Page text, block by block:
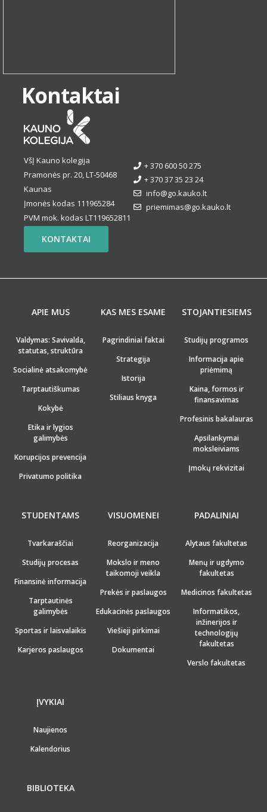
Kontaktai
VšĮ Kauno kolegija
Pramonės pr. 20, LT-50468
Kaunas
Įmonės kodas 111965284
PVM mok. kodas LT119652811
+ 370 600 50 275
+ 370 37 35 23 24
info@go.kauko.lt
priemimas@go.kauko.lt
KONTAKTAI
APIE MUS
Valdymas: Savivalda,
statutas, struktūra
Socialinė atsakomybė
Tarptautiškumas
Kokybė
Etika ir lygios
galimybės
Korupcijos prevencija
Privatumo politika
KAS MES ESAME
Pagrindiniai faktai
Strategija
Istorija
Stiliaus knyga
STOJANTIESIEMS
Studijų programos
Informacija apie
priėmimą
Kaina, formos ir
finansavimas
Profesinis bakalauras
Apsilankymai
moksleiviams
Įmokų rekvizitai
STUDENTAMS
Tvarkaraščiai
Studijų procesas
Finansinė informacija
Tarptautinės
galimybės
Sportas ir laisvalaikis
Karjeros paslaugos
VISUOMENEI
Reorganizacija
Mokslo ir meno
taikomoji veikla
Prekės ir paslaugos
Edukacinės paslaugos
Viešieji pirkimai
Dokumentai
PADALINIAI
Alytaus fakultetas
Menų ir ugdymo
fakultetas
Medicinos fakultetas
Informatikos,
inžinerijos ir
technologijų
fakultetas
Verslo fakultetas
ĮVYKIAI
Naujienos
Kalendorius
BIBLIOTEKA